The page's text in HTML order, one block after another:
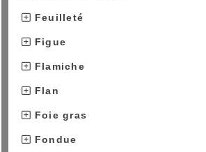
Feuilleté
Figue
Flamiche
Flan
Foie gras
Fondue